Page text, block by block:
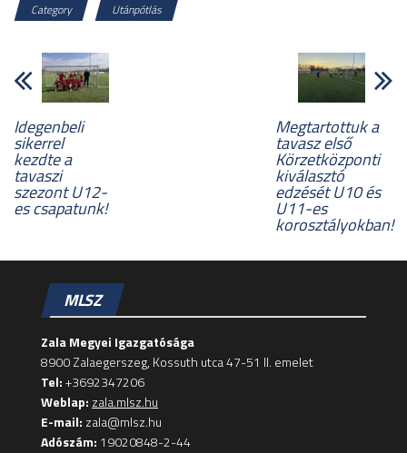
Category Utánpótlás
Idegenbeli
sikerrel
kezdte a
tavaszi
szezont U12-
es csapatunk!
Megtartottuk a
tavasz első
Körzetközponti
kiválasztó
edzését U10 és
U11-es
korosztályokban!
MLSZ
Zala Megyei Igazgatósága
8900 Zalaegerszeg, Kossuth utca 47-51 II. emelet
Tel:+3692347206
Weblap: zala.mlsz.hu
E-mail: zala@mlsz.hu
Adószám: 19020848-2-44